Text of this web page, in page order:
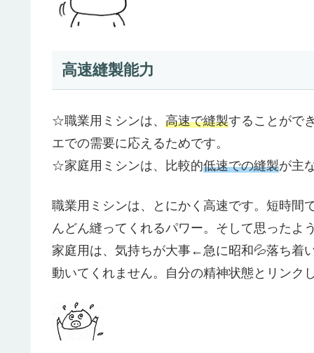
高速縫製能力
☆職業用ミシンは、 高速で縫製することがで
エでの需要に応えるためです。
☆家庭用ミシンは、比較的低速での縫製が主
職業用ミシンは、とにかく高速です。短時間
んどん縫ってくれるパワー。そして思ったよ
家庭用は、気持ちが大事←急に昭和💦落ち着
動いてくれません。自分の精神状態とリンク